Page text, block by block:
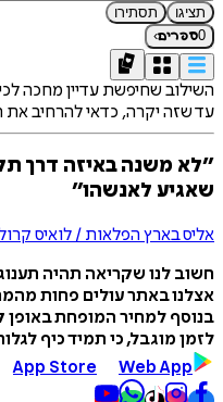
תציגו
תסתירו
0ספרים›
השילוב שחיפשת עדיין מחכה
עד שזה יקרה, כדאי להרחיב את
״לא משנה באיזה דרך
שאגיע לאנשהו״
אליס בארץ הפלאות / לואיס
חשוב לנו שקריאה תהיה
אצלנו באתר עולים פחות
בנוסף למחיר המופחת באופן
לזמן מוגבל, כי תמיד כיף
App Store Web App